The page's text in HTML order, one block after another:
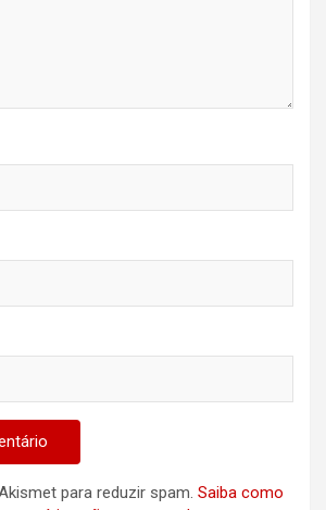
para reduzir spam. Saiba como